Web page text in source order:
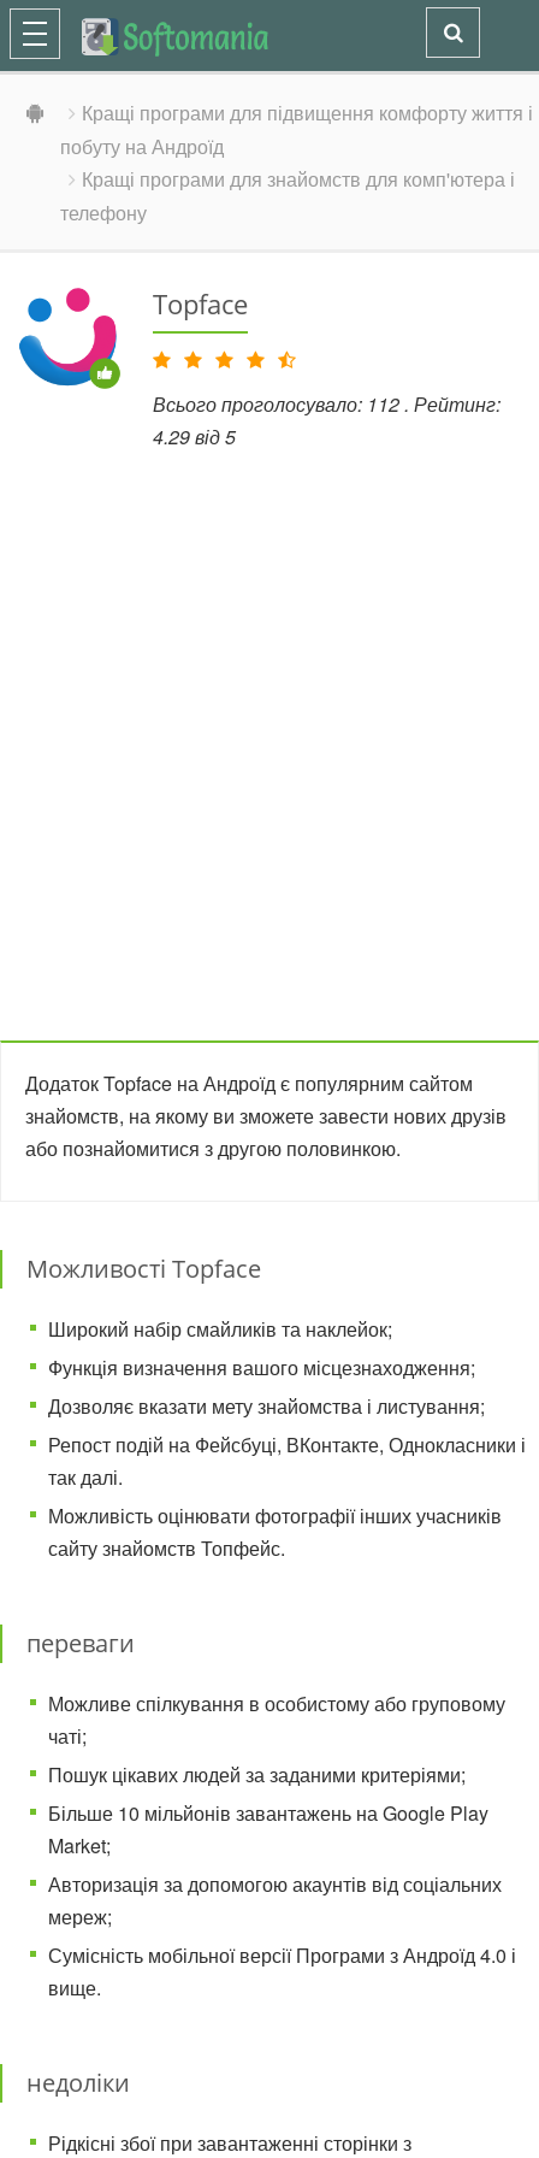
Кращі програми для підвищення комфорту життя і
побуту на Андроїд
Кращі програми для знайомств для комп'ютера і
телефону
Topface
Всього проголосувало: 112. Рейтинг:
4.29від5
Додаток Topface на Андроїд є популярним сайтом
знайомств, на якому ви зможете завести нових друзів
або познайомитися з другою половинкою.
Можливості Topface
Широкий набір смайликів та наклейок;
Функція визначення вашого місцезнаходження;
Дозволяє вказати мету знайомства і листування;
Репост подій на Фейсбуці, ВКонтакте, Однокласники і
так далі.
Можливість оцінювати фотографії інших учасників
сайту знайомств Топфейс.
переваги
Можливе спілкування в особистому або груповому
чаті;
Пошук цікавих людей за заданими критеріями;
Більше 10 мільйонів завантажень на Google Play
Market;
Авторизація за допомогою акаунтів від соціальних
мереж;
Сумісність мобільної версії Програми з Андроїд 4.0 і
вище.
недоліки
Рідкісні збої при завантаженні сторінки з